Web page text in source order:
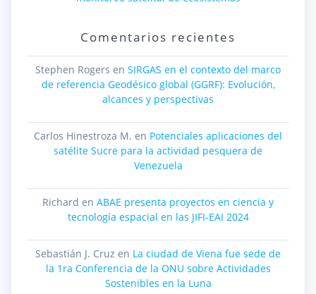
Comentarios recientes
Stephen Rogers en SIRGAS en el contexto del marco
de referencia Geodésico global (GGRF): Evolución,
alcances y perspectivas
Carlos Hinestroza M. en Potenciales aplicaciones del
satélite Sucre para la actividad pesquera de
Venezuela
Richard en ABAE presenta proyectos en ciencia y
tecnología espacial en las JIFI-EAI 2024
Sebastián J. Cruz en La ciudad de Viena fue sede de
la 1ra Conferencia de la ONU sobre Actividades
Sostenibles en la Luna